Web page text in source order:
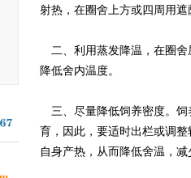
射热，在圈舍上方或四周用
二、利用蒸发降温，在圈舍
降低舍内温度。
三、尽量降低饲养密度。饲
育，因此，要适时出栏或调
自身产热，从而降低舍温，